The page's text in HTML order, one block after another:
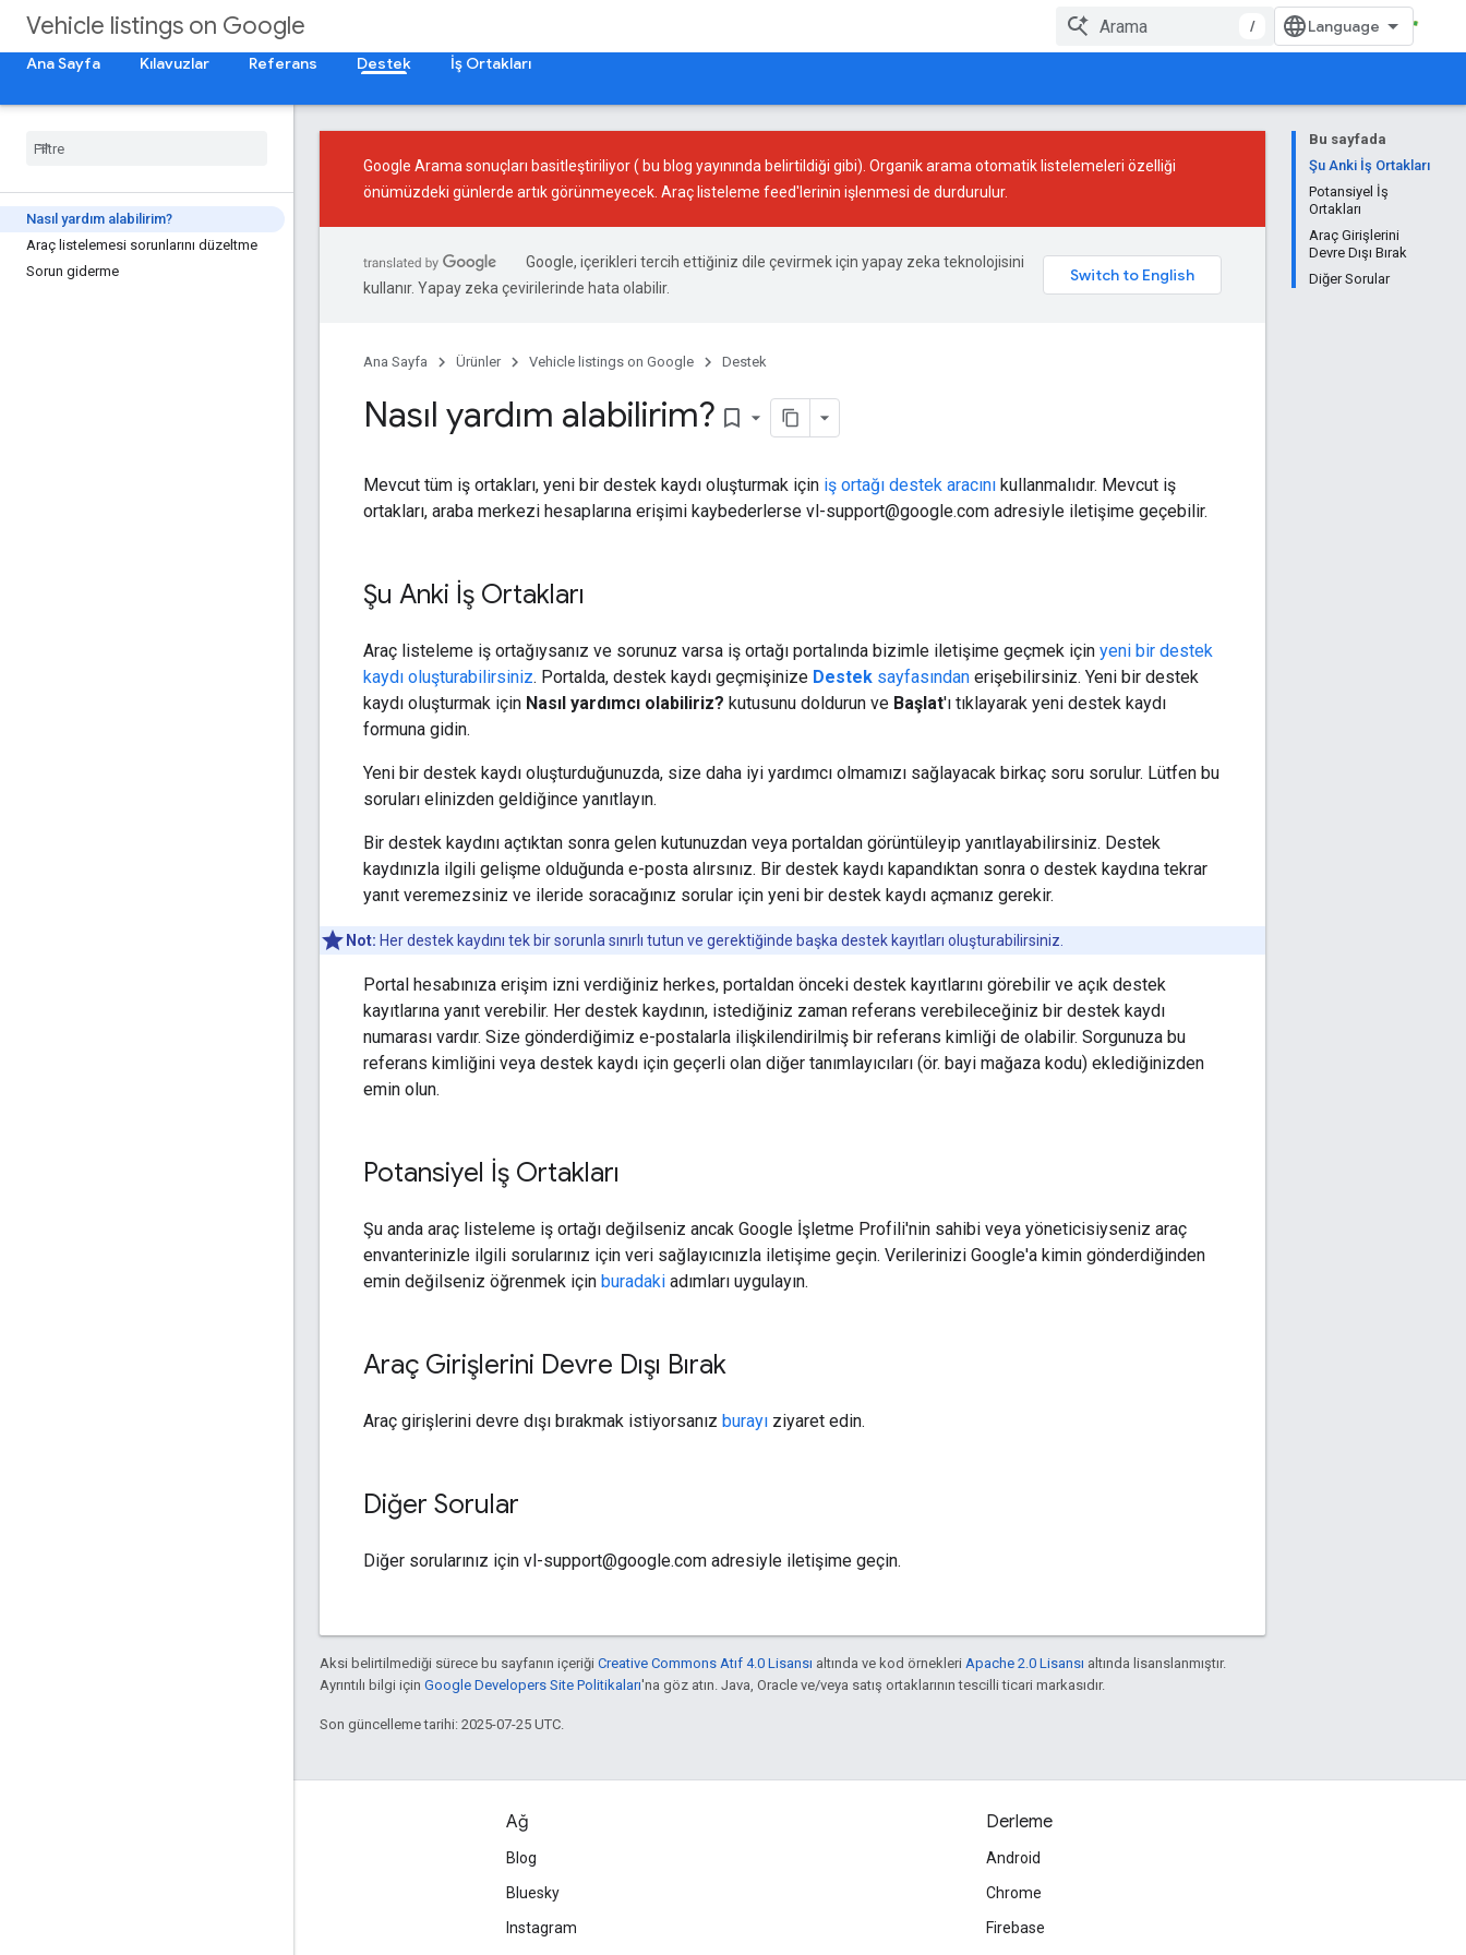
Vehicle listings on Google
/
Ana Sayfa
Kılavuzlar Referans Destek İş Ortakları
Nasıl yardım alabilirim?
Araç listelemesi sorunlarını düzeltme
Sorun giderme
Bu sayfada
Şu Anki İş Ortakları
Potansiyel İş
Ortakları
Araç Girişlerini
Devre Dışı Bırak
Diğer Sorular
Google Arama sonuçları basitleştiriliyor ( bu blog yayınında belirtildiği gibi). Organik arama otomatik listelemeleri özelliği
önümüzdeki günlerde artık görünmeyecek. Araç listeleme feed'lerinin işlenmesi de durdurulur.
Google, içerikleri tercih ettiğiniz dile çevirmek için yapay zeka teknolojisini
kullanır. Yapay zeka çevirilerinde hata olabilir.
Ana Sayfa Ürünler Vehicle listings on Google Destek
Nasıl yardım alabilirim? bookmark_border
Mevcut tüm iş ortakları, yeni bir destek kaydı oluşturmak için iş ortağı destek aracını kullanmalıdır. Mevcut iş
ortakları, araba merkezi hesaplarına erişimi kaybederlerse vl-support@google.com adresiyle iletişime geçebilir.
Şu Anki İş Ortakları
Araç listeleme iş ortağıysanız ve sorunuz varsa iş ortağı portalında bizimle iletişime geçmek için yeni bir destek
kaydı oluşturabilirsiniz. Portalda, destek kaydı geçmişinize Destek sayfasından erişebilirsiniz. Yeni bir destek
kaydı oluşturmak için Nasıl yardımcı olabiliriz? kutusunu doldurun ve Başlat'ı tıklayarak yeni destek kaydı
formuna gidin.
Yeni bir destek kaydı oluşturduğunuzda, size daha iyi yardımcı olmamızı sağlayacak birkaç soru sorulur. Lütfen bu
soruları elinizden geldiğince yanıtlayın.
Bir destek kaydını açtıktan sonra gelen kutunuzdan veya portaldan görüntüleyip yanıtlayabilirsiniz. Destek
kaydınızla ilgili gelişme olduğunda e-posta alırsınız. Bir destek kaydı kapandıktan sonra o destek kaydına tekrar
yanıt veremezsiniz ve ileride soracağınız sorular için yeni bir destek kaydı açmanız gerekir.
Not: Her destek kaydını tek bir sorunla sınırlı tutun ve gerektiğinde başka destek kayıtları oluşturabilirsiniz.
Portal hesabınıza erişim izni verdiğiniz herkes, portaldan önceki destek kayıtlarını görebilir ve açık destek
kayıtlarına yanıt verebilir. Her destek kaydının, istediğiniz zaman referans verebileceğiniz bir destek kaydı
numarası vardır. Size gönderdiğimiz e-postalarla ilişkilendirilmiş bir referans kimliği de olabilir. Sorgunuza bu
referans kimliğini veya destek kaydı için geçerli olan diğer tanımlayıcıları (ör. bayi mağaza kodu) eklediğinizden
emin olun.
Potansiyel İş Ortakları
Şu anda araç listeleme iş ortağı değilseniz ancak Google İşletme Profili'nin sahibi veya yöneticisiyseniz araç
envanterinizle ilgili sorularınız için veri sağlayıcınızla iletişime geçin. Verilerinizi Google'a kimin gönderdiğinden
emin değilseniz öğrenmek için buradaki adımları uygulayın.
Araç Girişlerini Devre Dışı Bırak
Araç girişlerini devre dışı bırakmak istiyorsanız burayı ziyaret edin.
Diğer Sorular
Diğer sorularınız için vl-support@google.com adresiyle iletişime geçin.
Aksi belirtilmediği sürece bu sayfanın içeriği Creative Commons Atıf 4.0 Lisansı altında ve kod örnekleri Apache 2.0 Lisansı altında lisanslanmıştır.
Ayrıntılı bilgi için Google Developers Site Politikaları'na göz atın. Java, Oracle ve/veya satış ortaklarının tescilli ticari markasıdır.
Son güncelleme tarihi: 2025-07-25 UTC.
Ağ
Blog
Bluesky
Instagram
Derleme
Android
Chrome
Firebase